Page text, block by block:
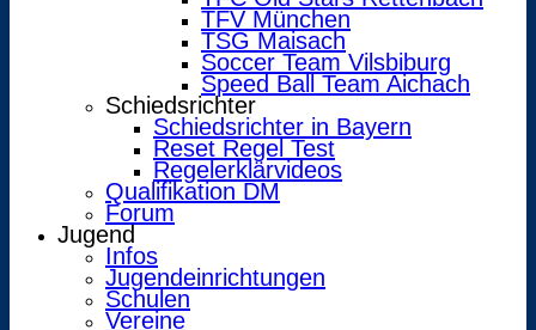
TFV München
TSG Maisach
Soccer Team Vilsbiburg
Speed Ball Team Aichach
Schiedsrichter
Schiedsrichter in Bayern
Reset Regel Test
Regelerklärvideos
Qualifikation DM
Forum
Jugend
Infos
Jugendeinrichtungen
Schulen
Vereine